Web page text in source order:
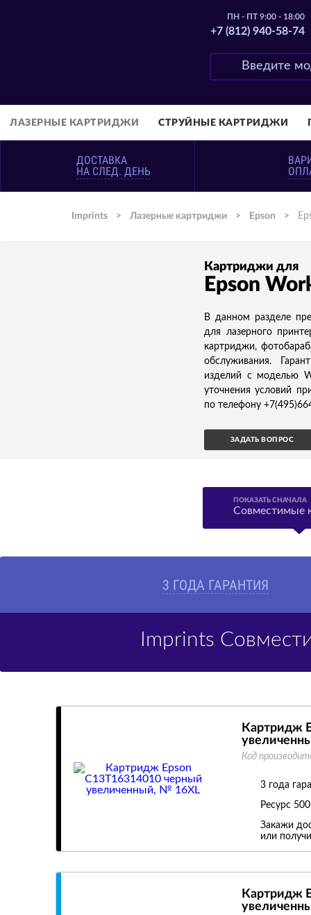
ПН - ПТ 9:00 - 18:00
+7 (812) 940-58-74
ЛАЗЕРНЫЕ КАРТРИДЖИ СТРУЙНЫЕ КАРТРИДЖИ
ДОСТАВКА
НА СЛЕД. ДЕНЬ
Imprints > Лазерные картриджи > Epson >
Картриджи для
Epson
В данном разделе
для лазерного
картриджи,
обслуживания.
изделий с моделью
уточнения условий
по телефону
ЗАДАТЬ ВОПРОС
ПОКАЗАТЬ СНАЧАЛА
Совместимые
3 ГОДА ГАРАНТИЯ
Imprints
Картридж
Код
3 года
Ресурс
Закажи
или
Картридж